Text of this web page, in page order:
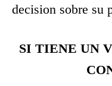
decision sobre su
SI TIENE UN